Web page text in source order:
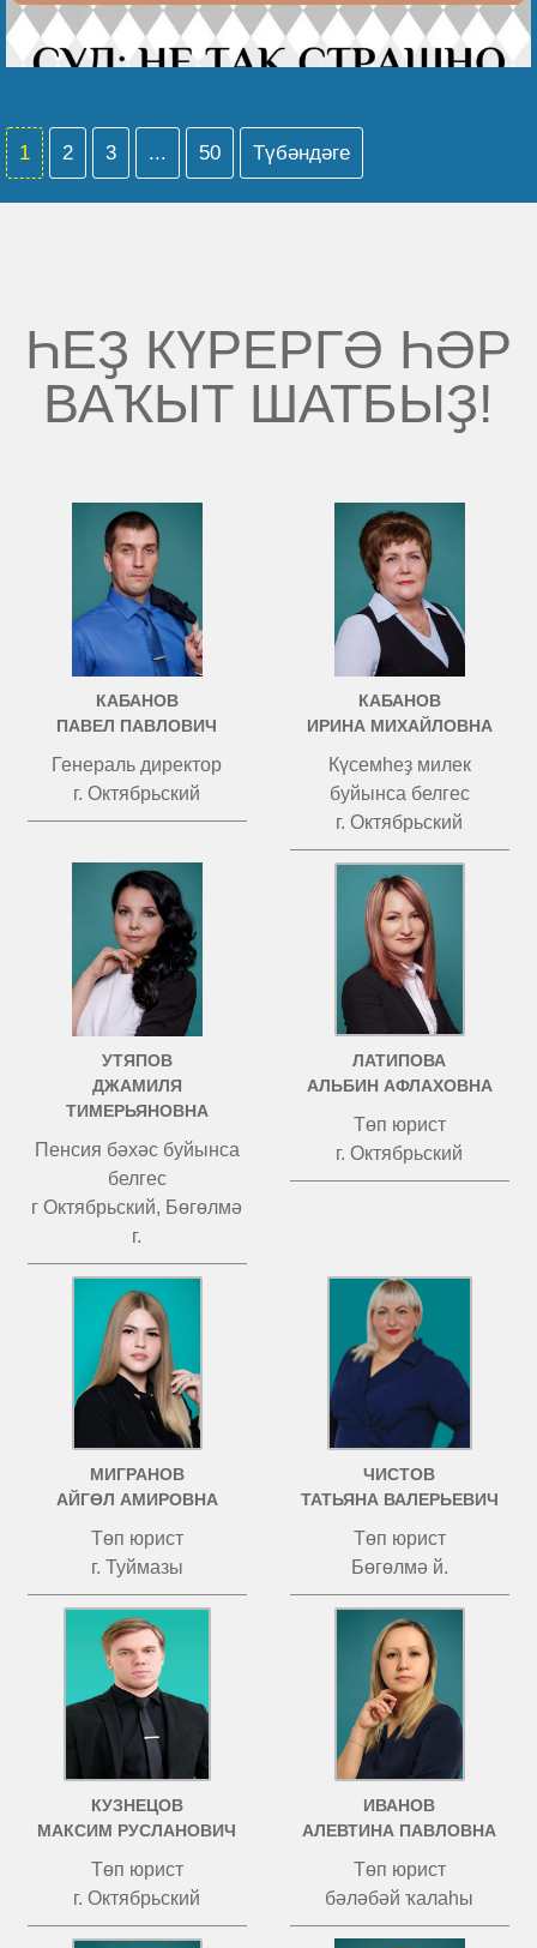
1 2 3 ... 50 Түбәндәге
ҺЕҘ КҮРЕРГӘ ҺӘР
ВАҠЫТ ШАТБЫҘ!
КАБАНОВ
ПАВЕЛ ПАВЛОВИЧ
Генераль директор
г. Октябрьский
КАБАНОВ
ИРИНА МИХАЙЛОВНА
Күсемһеҙ милек
буйынса белгес
г. Октябрьский
УТЯПОВ
ДЖАМИЛЯ
ТИМЕРЬЯНОВНА
Пенсия бәхәс буйынса
белгес
г Октябрьский, Бөгөлмә
г.
ЛАТИПОВА
АЛЬБИН АФЛАХОВНА
Төп юрист
г. Октябрьский
МИГРАНОВ
АЙГӨЛ АМИРОВНА
Төп юрист
г. Туймазы
ЧИСТОВ
ТАТЬЯНА ВАЛЕРЬЕВИЧ
Төп юрист
Бөгөлмә й.
КУЗНЕЦОВ
МАКСИМ РУСЛАНОВИЧ
Төп юрист
г. Октябрьский
ИВАНОВ
АЛЕВТИНА ПАВЛОВНА
Төп юрист
бәләбәй ҡалаһы